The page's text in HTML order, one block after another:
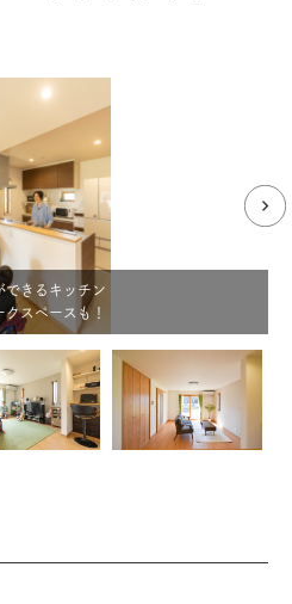
できるキッチン
スペースも！